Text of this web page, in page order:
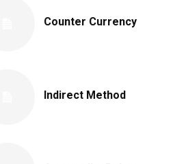
Counter Currency
Indirect Method